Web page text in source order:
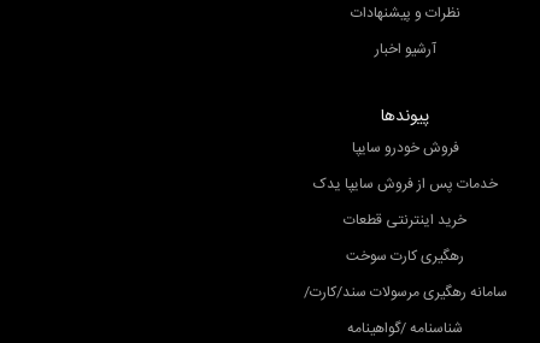
نظرات و پیشنهادات
آرشیو اخبار
پیوندها
فروش خودرو سایپا
خدمات پس از فروش سایپا یدک
خرید اینترنتی قطعات
رهگیری کارت سوخت
سامانه رهگیری مرسولات سند/کارت/
شناسنامه /گواهینامه